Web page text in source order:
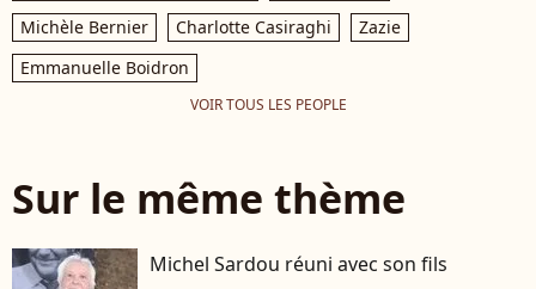
Michèle Bernier
Charlotte Casiraghi
Zazie
Emmanuelle Boidron
VOIR TOUS LES PEOPLE
Sur le même thème
Michel Sardou réuni avec son fils